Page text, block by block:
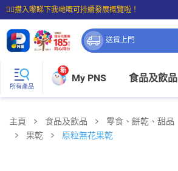
☝🏼㩒入嚟睇下我哋嘅可持續發展概覽啦！
⭐購物滿$399即享免費送貨；滿$100即可免費店取。
送貨上門
所有產品
新
My PNS 食品及飲品
主頁 食品及飲品 零食、餅乾、甜品
果乾
原粒無花果乾